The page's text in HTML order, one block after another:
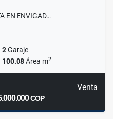
EN ENVIGAD…
2Garaje
100.08Área m2
Venta
COP